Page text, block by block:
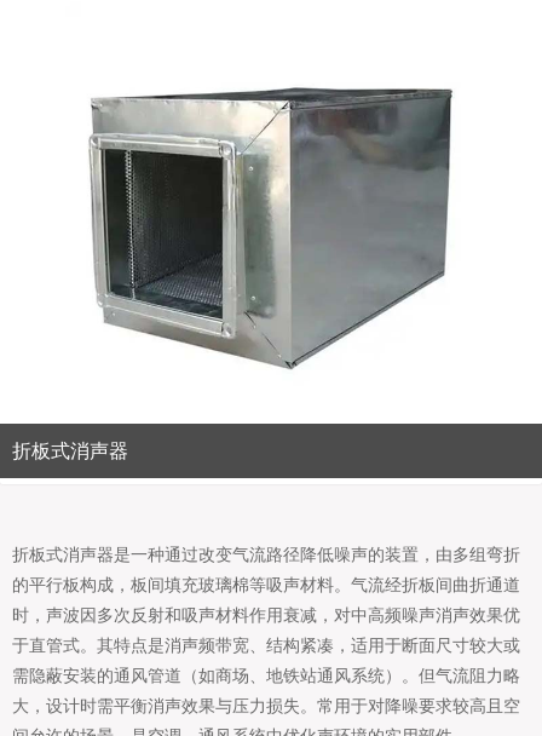
折板式消声器
折板式消声器是一种通过改变气流路径降低噪声的装置，由多组弯折
的平行板构成，板间填充玻璃棉等吸声材料。气流经折板间曲折通道
时，声波因多次反射和吸声材料作用衰减，对中高频噪声消声效果优
于直管式。其特点是消声频带宽、结构紧凑，适用于断面尺寸较大或
需隐蔽安装的通风管道（如商场、地铁站通风系统）。但气流阻力略
大，设计时需平衡消声效果与压力损失。常用于对降噪要求较高且空